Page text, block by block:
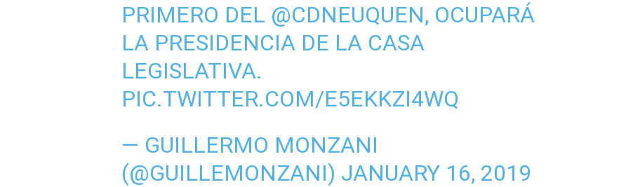
PRIMERO DEL @CDNEUQUEN, OCUPARÁ
LA PRESIDENCIA DE LA CASA
LEGISLATIVA.
PIC.TWITTER.COM/E5EKKZI4WQ
— GUILLERMO MONZANI
(@GUILLEMONZANI) JANUARY 16, 2019